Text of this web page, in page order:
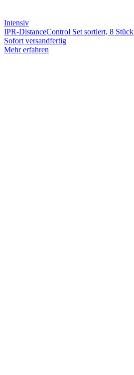
Intensiv
IPR-DistanceControl Set sortiert, 8 Stück
Sofort versandfertig
Mehr erfahren